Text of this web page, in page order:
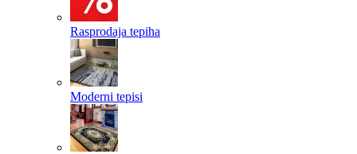
Rasprodaja tepiha
Moderni tepisi